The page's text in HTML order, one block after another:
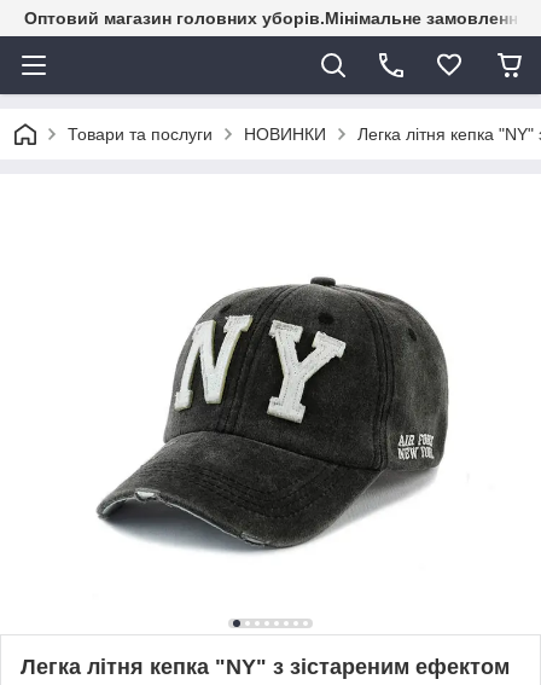
Оптовий магазин головних уборів.Мінімальне замовлення
Товари та послуги НОВИНКИ Легка літня кепка
Легка літня кепка "NY" з зістареним ефектом